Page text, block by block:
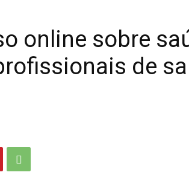
online sobre
de